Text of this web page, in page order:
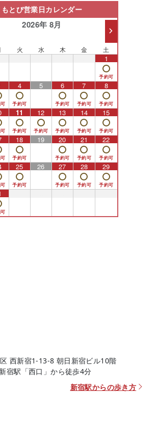
もとび営業日カレンダー
2026年 8月
火 水 木 金 土
1
4 5 6 7 8
11 12 13 14 15
18 19 20 21 22
25 26 27 28 29
西新宿1-13-8 朝日新宿ビル10階
宿駅「西口」から徒歩4分
新宿駅からの歩き方